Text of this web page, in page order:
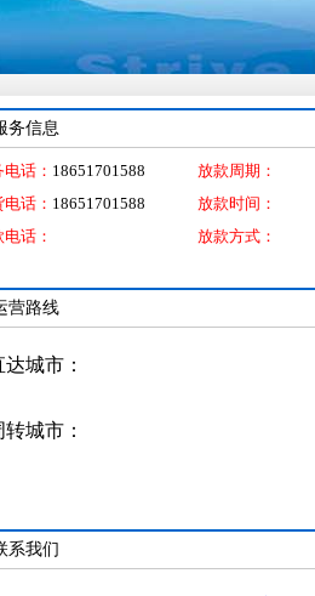
信息
话： 18651701588
话： 18651701588
话：
放款周期：
放款时间：
放款方式：
路线
达城市：
转城市：
我们